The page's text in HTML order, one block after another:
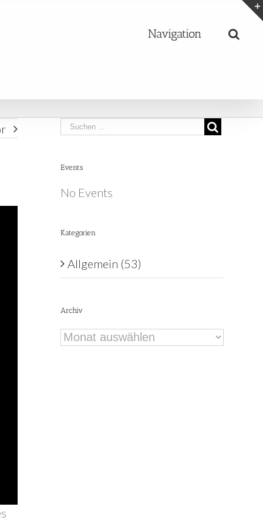
Navigation
Search
Events
No Events
Kategorien
Allgemein (53)
Archiv
Archiv